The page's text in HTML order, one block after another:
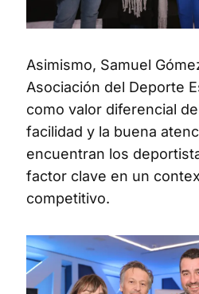
Asimismo, Samuel
Asociación del Deporte
como valor diferencial
facilidad y la buena
encuentran los
factor clave en un
competitivo.